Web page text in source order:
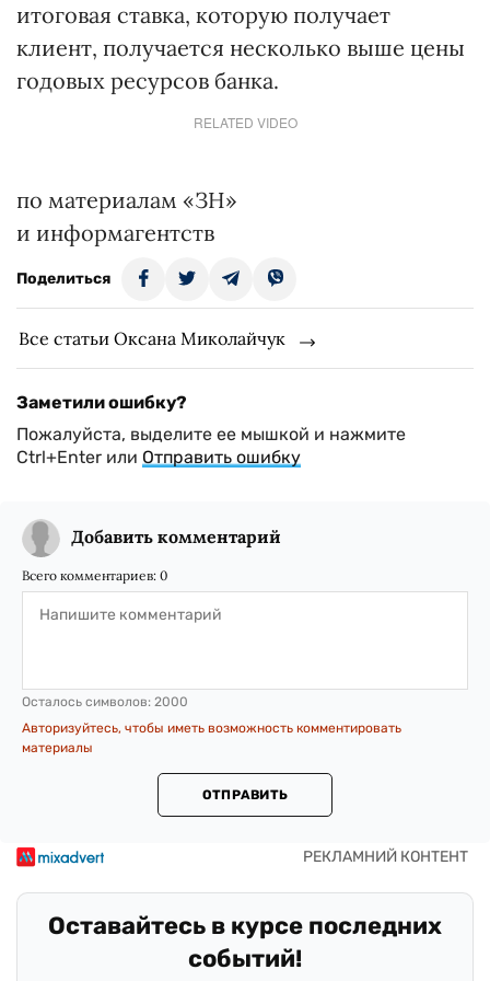
итоговая ставка, которую получает
клиент, получается несколько выше цены
годовых ресурсов банка.
RELATED VIDEO
по материалам «ЗН»
и информагентств
Поделиться
Все статьи Оксана Миколайчук
Заметили ошибку?
Пожалуйста, выделите ее мышкой и нажмите
Ctrl+Enter или Отправить ошибку
Добавить комментарий
Всего комментариев: 0
Осталось символов: 2000
Авторизуйтесь, чтобы иметь возможность комментировать
материалы
ОТПРАВИТЬ
Оставайтесь в курсе последних
событий!